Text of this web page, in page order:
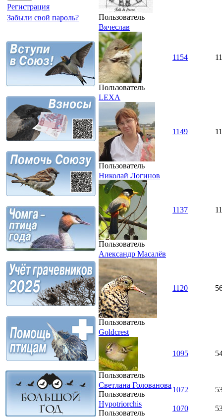
Регистрация
Забыли свой пароль?
Пользователь
Вячеслав
Пользователь
1154
LEXA
Пользователь
1149
Николай Логинов
Пользователь
1137
Александр Масалёв
Пользователь
1120
Goldcrest
Пользователь
1095
Светлана Голованова
Пользователь
1072
Hypotriorchis
Пользователь
1070